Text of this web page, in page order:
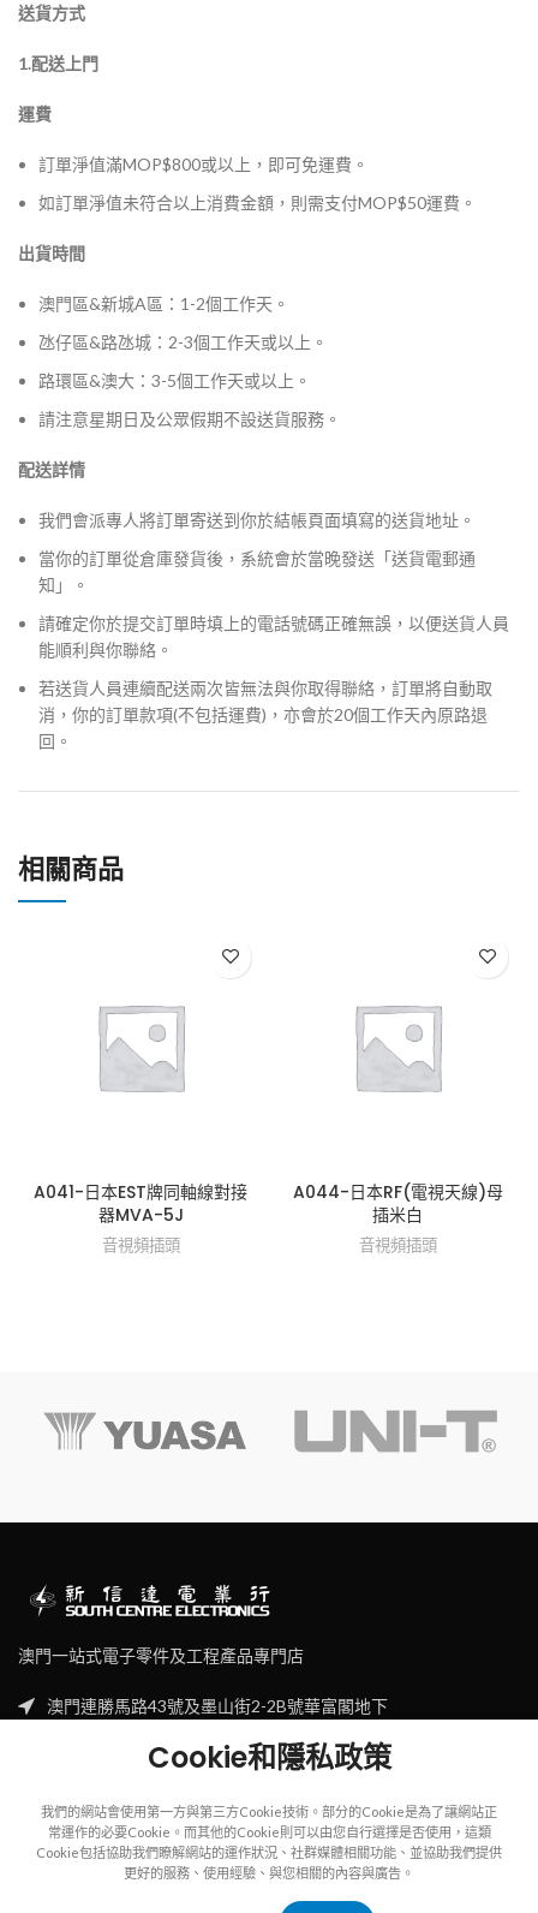
送貨方式
1.配送上門
運費
訂單淨值滿MOP$800或以上，即可免運費。
如訂單淨值未符合以上消費金額，則需支付MOP$50運費。
出貨時間
澳門區&新城A區：1-2個工作天。
氹仔區&路氹城：2-3個工作天或以上。
路環區&澳大：3-5個工作天或以上。
請注意星期日及公眾假期不設送貨服務。
配送詳情
我們會派專人將訂單寄送到你於結帳頁面填寫的送貨地址。
當你的訂單從倉庫發貨後，系統會於當晚發送「送貨電郵通
知」。
請確定你於提交訂單時填上的電話號碼正確無誤，以便送貨人員
能順利與你聯絡。
若送貨人員連續配送兩次皆無法與你取得聯絡，訂單將自動取
消，你的訂單款項(不包括運費)，亦會於20個工作天內原路退
回。
相關商品
A041-日本EST牌同軸線對接
器MVA-5J
音視頻插頭
A044-日本RF(電視天線)母
插米白
音視頻插頭
澳門一站式電子零件及工程產品專門店
澳門連勝馬路43號及墨山街2-2B號華富閣地下
2023SOUTH CENTRE ELECTRIONCISAll rights reserved.
Cookie和隱私政策
我們的網站會使用第一方與第三方Cookie技術。部分的Cookie是為了讓網站正
常運作的必要Cookie。而其他的Cookie則可以由您自行選擇是否使用，這類
Cookie包括協助我們瞭解網站的運作狀況、社群媒體相關功能、並協助我們提供
更好的服務、使用經驗、與您相關的內容與廣告。